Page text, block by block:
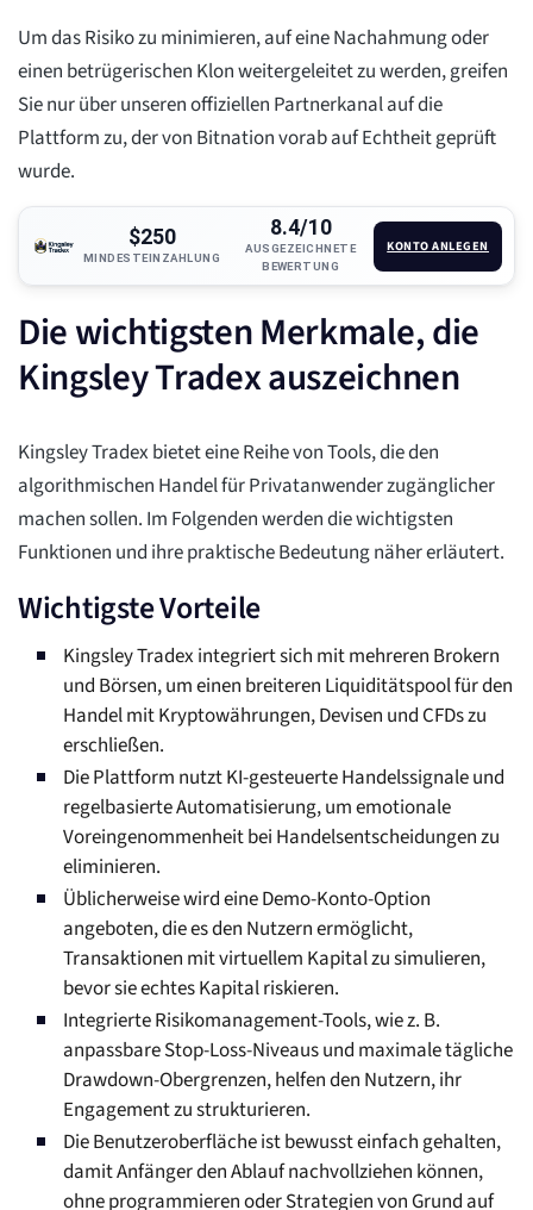
Um das Risiko zu minimieren, auf eine Nachahmung oder
einen betrügerischen Klon weitergeleitet zu werden, greifen
Sie nur über unseren offiziellen Partnerkanal auf die
Plattform zu, der von Bitnation vorab auf Echtheit geprüft
wurde.
$250
MINDESTEINZAHLUNG
8.4/10
AUSGEZEICHNETE
BEWERTUNG
KONTO ANLEGEN
Die wichtigsten Merkmale, die
Kingsley Tradex auszeichnen
Kingsley Tradex bietet eine Reihe von Tools, die den
algorithmischen Handel für Privatanwender zugänglicher
machen sollen. Im Folgenden werden die wichtigsten
Funktionen und ihre praktische Bedeutung näher erläutert.
Wichtigste Vorteile
Kingsley Tradex integriert sich mit mehreren Brokern
und Börsen, um einen breiteren Liquiditätspool für den
Handel mit Kryptowährungen, Devisen und CFDs zu
erschließen.
Die Plattform nutzt KI-gesteuerte Handelssignale und
regelbasierte Automatisierung, um emotionale
Voreingenommenheit bei Handelsentscheidungen zu
eliminieren.
Üblicherweise wird eine Demo-Konto-Option
angeboten, die es den Nutzern ermöglicht,
Transaktionen mit virtuellem Kapital zu simulieren,
bevor sie echtes Kapital riskieren.
Integrierte Risikomanagement-Tools, wie z. B.
anpassbare Stop-Loss-Niveaus und maximale tägliche
Drawdown-Obergrenzen, helfen den Nutzern, ihr
Engagement zu strukturieren.
Die Benutzeroberfläche ist bewusst einfach gehalten,
damit Anfänger den Ablauf nachvollziehen können,
ohne programmieren oder Strategien von Grund auf